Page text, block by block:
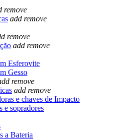
remove
add remove
remove
add remove
Esferovite
Gesso
remove
add remove
e chaves de Impacto
e sopradores
a Bateria